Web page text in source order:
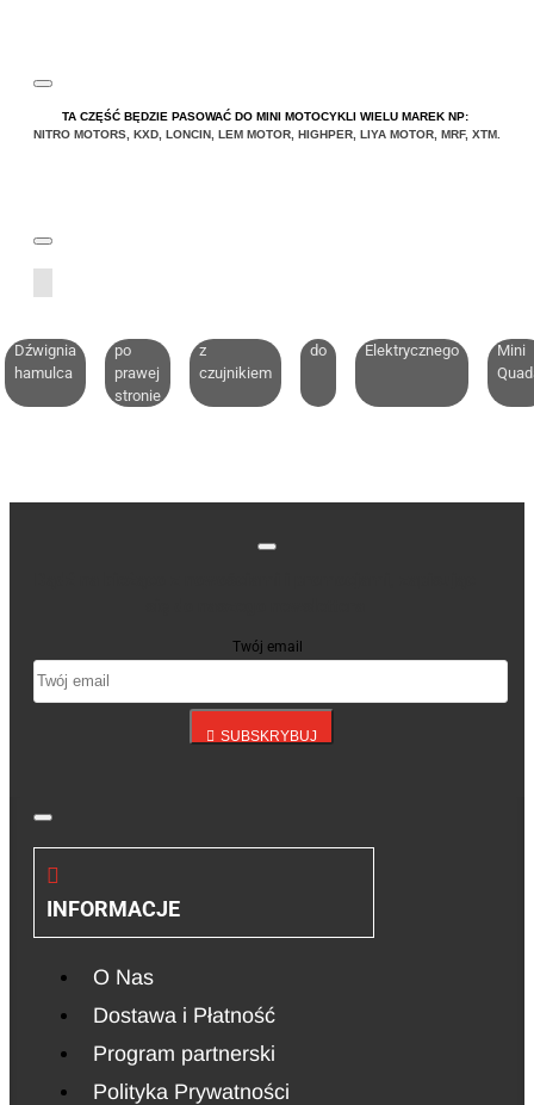
TA CZĘŚĆ BĘDZIE PASOWAĆ DO MINI MOTOCYKLI WIELU MAREK NP:
NITRO MOTORS KXD LONCIN LEM MOTOR HIGHPER LIYA MOTOR MRF, XTM
Dźwignia
hamulca
po
prawej
stronie
z
czujnikiem
do Elektrycznego
Mini
Twój email
SUBSKRYBUJ
INFORMACJE
O Nas
Dostawa i Płatność
Program partnerski
Polityka Prywatności